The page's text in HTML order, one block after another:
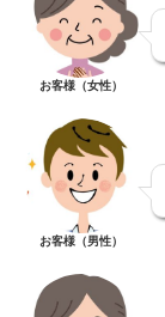
お客様（女性）
お客様（男性）